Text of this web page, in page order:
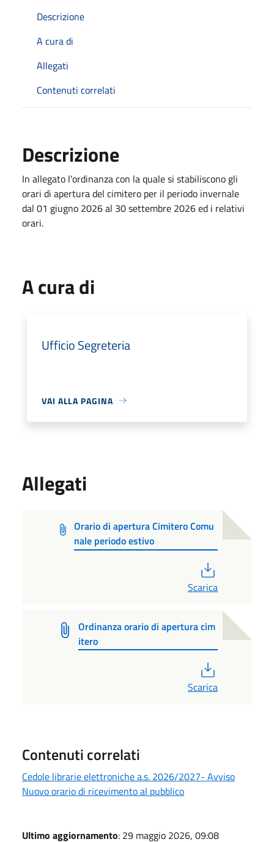
Descrizione
A cura di
Allegati
Contenuti correlati
Descrizione
In allegato l'ordinanza con la quale si stabiliscono gli
orari di apertura del cimitero per il periodo invernale
dal 01 giugno 2026 al 30 settembre 2026 ed i relativi
orari.
A cura di
Ufficio Segreteria
VAI ALLA PAGINA
Allegati
Orario di apertura Cimitero Comu
nale periodo estivo
Scarica
Ordinanza orario di apertura cim
itero
Scarica
Contenuti correlati
Cedole librarie elettroniche a.s. 2026/2027- Avviso
Nuovo orario di ricevimento al pubblico
Ultimo aggiornamento: 29 maggio 2026, 09:08